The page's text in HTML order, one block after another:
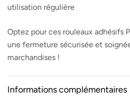
utilisation régulière
Optez pour ces rouleaux adhésifs
une fermeture sécurisée et
marchandises !
Informations complémentaires